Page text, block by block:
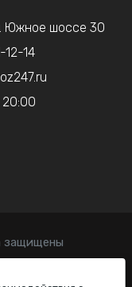
Южное шоссе 30
14
защищены